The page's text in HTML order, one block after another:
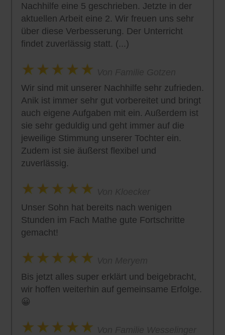
Nachhilfe eine 5 geschrieben. Jetzte in der
aktuellen Arbeit eine 2. Wir freuen uns sehr
über diese Verbesserung. Der Unterricht
findet zuverlässig statt. (...)
Wir sind mit unserer Nachhilfe sehr zufrieden.
Anik ist immer sehr gut vorbereitet und bringt
auch eigene Aufgaben mit ein. Außerdem ist
sie sehr geduldig und geht immer auf die
jeweilige Stimmung unserer Tochter ein.
Zudem ist sie äußerst flexibel und
zuverlässig.
Unser Sohn hat bereits nach wenigen
Stunden im Fach Mathe gute Fortschritte
gemacht!
Bis jetzt alles super erklärt und beigebracht,
wir hoffen weiterhin auf gemeinsame Erfolge.
😀